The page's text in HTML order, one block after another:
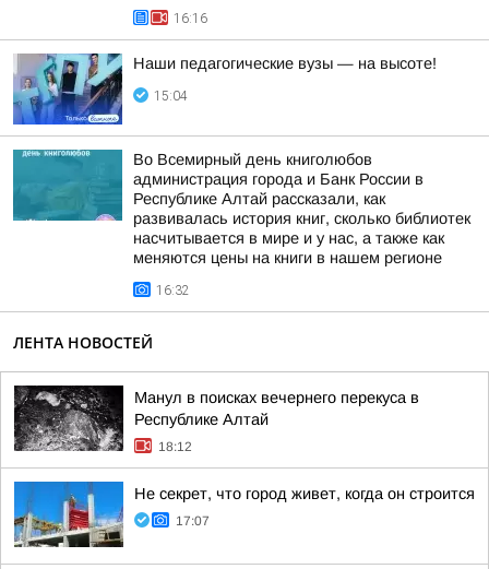
16:16
Наши педагогические вузы — на высоте!
15:04
Во Всемирный день книголюбов
администрация города и Банк России в
Республике Алтай рассказали, как
развивалась история книг, сколько библиотек
насчитывается в мире и у нас, а также как
меняются цены на книги в нашем регионе
16:32
ЛЕНТА НОВОСТЕЙ
Манул в поисках вечернего перекуса в
Республике Алтай
18:12
Не секрет, что город живет, когда он строится
17:07